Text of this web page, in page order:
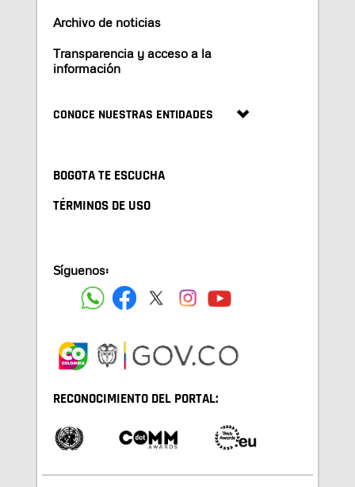
Archivo de noticias
Transparencia y acceso a la
información
CONOCE NUESTRAS ENTIDADES
BOGOTA TE ESCUCHA
TÉRMINOS DE USO
Síguenos:
RECONOCIMIENTO DEL PORTAL: